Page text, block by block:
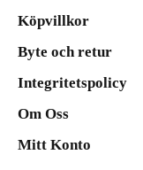
Köpvillkor
Byte och retur
Integritetspolicy
Om Oss
Mitt Konto